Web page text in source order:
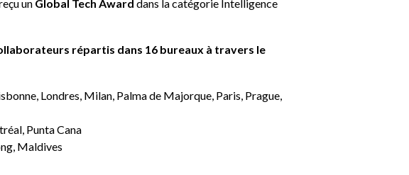
un Global Tech Award dans la catégorie Intelligence
répartis dans 16 bureaux à travers le
Londres, Milan, Palma de Majorque, Paris, Prague,
Punta Cana
Maldives